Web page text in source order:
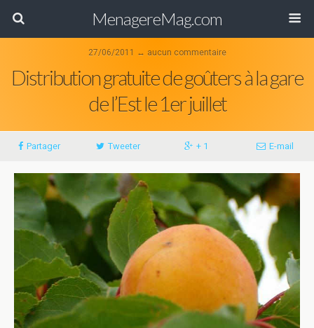
MenagereMag.com
27/06/2011 ↔ aucun commentaire
Distribution gratuite de goûters à la gare
de l’Est le 1er juillet
Partager Tweeter + 1 E-mail